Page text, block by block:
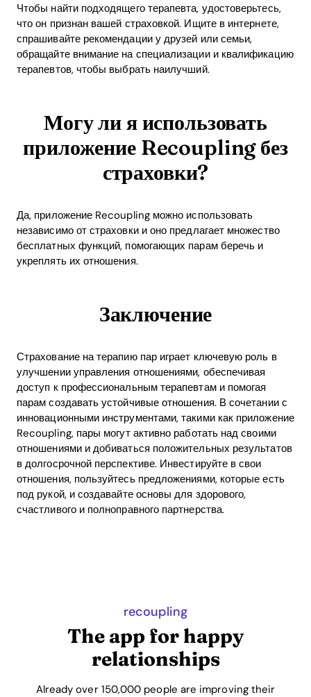
Чтобы найти подходящего терапевта, удостоверьтесь,
что он признан вашей страховкой. Ищите в интернете,
спрашивайте рекомендации у друзей или семьи,
обращайте внимание на специализации и квалификацию
терапевтов, чтобы выбрать наилучший.
Могу ли я использовать
приложение Recoupling без
страховки?
Да, приложение Recoupling можно использовать
независимо от страховки и оно предлагает множество
бесплатных функций, помогающих парам беречь и
укреплять их отношения.
Заключение
Страхование на терапию пар играет ключевую роль в
улучшении управления отношениями, обеспечивая
доступ к профессиональным терапевтам и помогая
парам создавать устойчивые отношения. В сочетании с
инновационными инструментами, такими как приложение
Recoupling, пары могут активно работать над своими
отношениями и добиваться положительных результатов
в долгосрочной перспективе. Инвестируйте в свои
отношения, пользуйтесь предложениями, которые есть
под рукой, и создавайте основы для здорового,
счастливого и полноправного партнерства.
recoupling
The app for happy
relationships
Already over 150,000 people are improving their